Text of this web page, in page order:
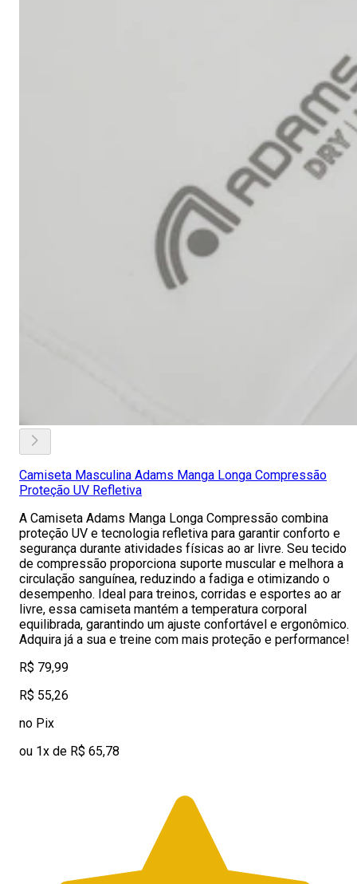
Camiseta Masculina Adams Manga Longa Compressão
Proteção UV Refletiva
A Camiseta Adams Manga Longa Compressão combina
proteção UV e tecnologia refletiva para garantir conforto e
segurança durante atividades físicas ao ar livre. Seu tecido
de compressão proporciona suporte muscular e melhora a
circulação sanguínea, reduzindo a fadiga e otimizando o
desempenho. Ideal para treinos, corridas e esportes ao ar
livre, essa camiseta mantém a temperatura corporal
equilibrada, garantindo um ajuste confortável e ergonômico.
Adquira já a sua e treine com mais proteção e performance!
R$ 79,99
R$ 55,26
no Pix
ou 1x de R$ 65,78